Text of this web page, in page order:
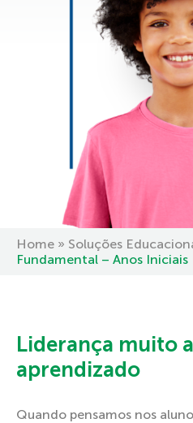
Home » Soluções
Fundamental – Anos Iniciais
Liderança muito
aprendizado
Quando pensamos nos